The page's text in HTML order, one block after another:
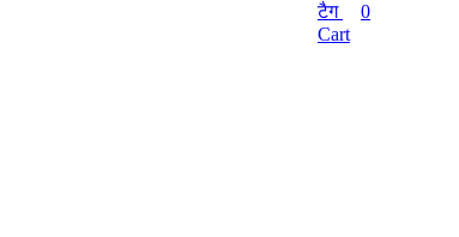
टैग
0
Cart